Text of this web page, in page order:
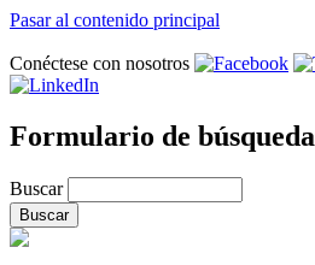
Pasar al contenido principal
Conéctese con nosotros
Formulario de búsqueda
Buscar